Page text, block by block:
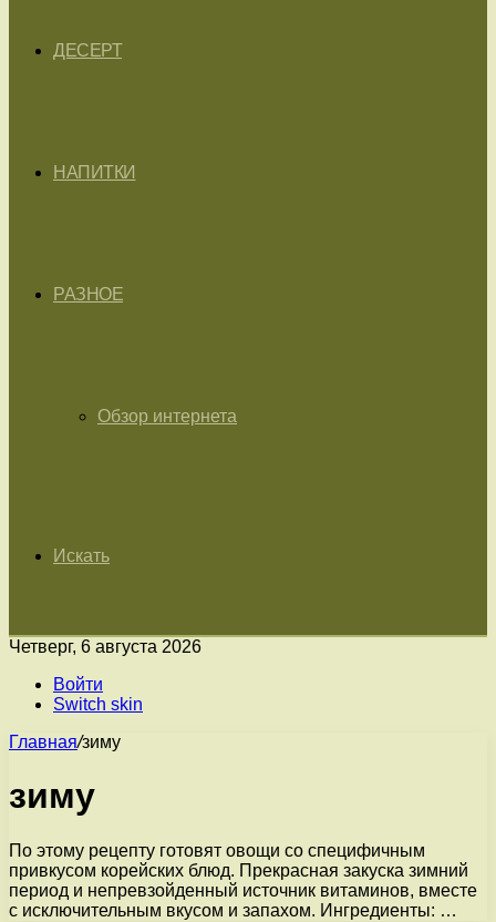
ДЕСЕРТ
НАПИТКИ
РАЗНОЕ
Обзор интернета
Искать
Четверг, 6 августа 2026
Войти
Switch skin
Главная/зиму
зиму
По этому рецепту готовят овощи со специфичным
привкусом корейских блюд. Прекрасная закуска зимний
период и непревзойденный источник витаминов, вместе
с исключительным вкусом и запахом. Ингредиенты: …